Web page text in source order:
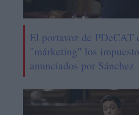
El portavoz de PDeCAT
"márketing" los
anunciados por Sánchez